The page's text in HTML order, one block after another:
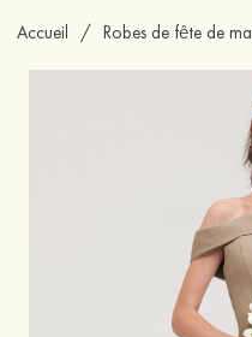
Accueil / Robes de fête de